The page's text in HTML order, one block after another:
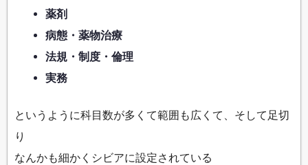
薬剤
病態・薬物治療
法規・制度・倫理
実務
というように科目数が多くて範囲も広くて、そして足切
り
なんかも細かくシビアに設定されている